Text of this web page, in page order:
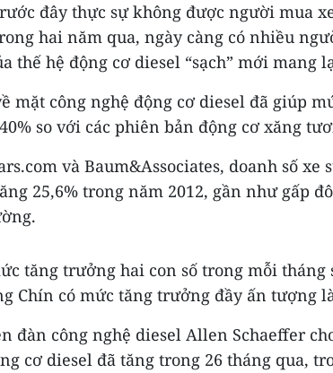
đây thực sự không được người mua
hai năm qua, ngày càng có nhiều
thế hệ động cơ diesel “sạch” mới mang
mặt công nghệ động cơ diesel đã giúp
so với các phiên bản động cơ xăng
và Baum&Associates, doanh số xe
25,6% trong năm 2012, gần như gấp
tăng trưởng hai con số trong mỗi tháng
Chín có mức tăng trưởng đầy ấn tượng
đàn công nghệ diesel Allen Schaeffer
cơ diesel đã tăng trong 26 tháng qua,